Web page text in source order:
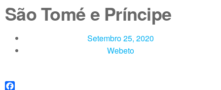
São Tomé e Príncipe
Setembro 25, 2020
Webeto